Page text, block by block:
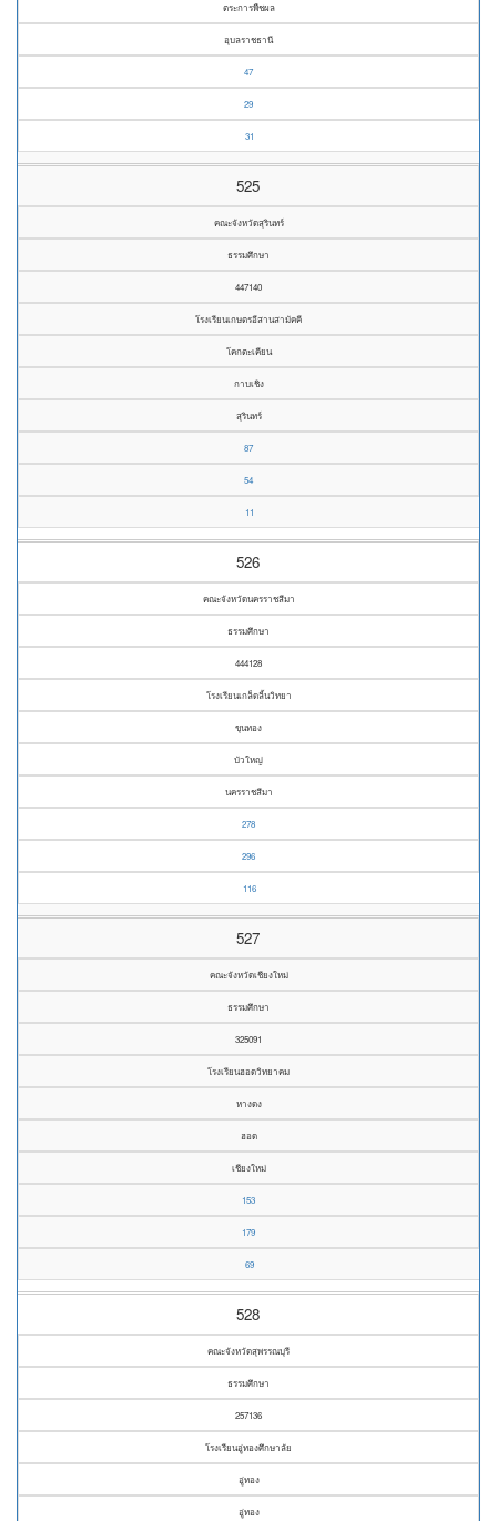
ตระการพืชผล
อุบลราชธานี
47
29
31
525
คณะจังหวัดสุรินทร์
ธรรมศึกษา
447140
โรงเรียนเกษตรอีสานสามัคคี
โคกตะเคียน
กาบเชิง
สุรินทร์
87
54
11
526
คณะจังหวัดนครราชสีมา
ธรรมศึกษา
444128
โรงเรียนเกล็ดลิ้นวิทยา
ขุนทอง
บัวใหญ่
นครราชสีมา
278
296
116
527
คณะจังหวัดเชียงใหม่
ธรรมศึกษา
325091
โรงเรียนฮอดวิทยาคม
หางดง
ฮอด
เชียงใหม่
153
179
69
528
คณะจังหวัดสุพรรณบุรี
ธรรมศึกษา
257136
โรงเรียนอู่ทองศึกษาลัย
อู่ทอง
อู่ทอง